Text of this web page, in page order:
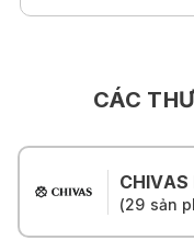
CÁC
CHIVAS
(29 sản